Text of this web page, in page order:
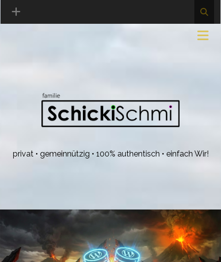
privat • gemeinnützig • 100% authentisch • einfach Wir!